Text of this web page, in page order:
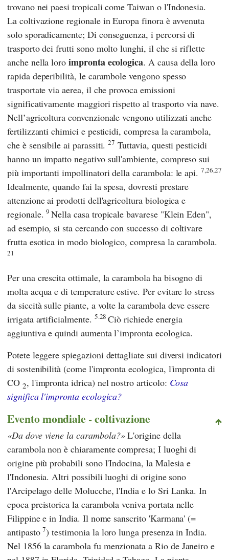
trovano nei paesi tropicali come Taiwan o l'Indonesia.
La coltivazione regionale in Europa finora è avvenuta
solo sporadicamente; Di conseguenza, i percorsi di
trasporto dei frutti sono molto lunghi, il che si riflette
anche nella loroimpronta ecologica. A causa della loro
rapida deperibilità, le carambole vengono spesso
trasportate via aerea, il che provoca emissioni
significativamente maggiori rispetto al trasporto via nave.
Nell’agricoltura convenzionale vengono utilizzati anche
fertilizzanti chimici e pesticidi, compresa la carambola,
che è sensibile ai parassiti.27 Tuttavia, questi pesticidi
hanno un impatto negativo sull'ambiente, compreso sui
più importanti impollinatori della carambola: le api.7,26,27
Idealmente, quando fai la spesa, dovresti prestare
attenzione ai prodotti dell'agricoltura biologica e
regionale.9 Nella casa tropicale bavarese "Klein Eden",
ad esempio, si sta cercando con successo di coltivare
frutta esotica in modo biologico, compresa la carambola.
21
Per una crescita ottimale, la carambola ha bisogno di
molta acqua e di temperature estive. Per evitare lo stress
da siccità sulle piante, a volte la carambola deve essere
irrigata artificialmente. 5.28 Ciò richiede energia
aggiuntiva e quindi aumenta l’impronta ecologica.
Potete leggere spiegazioni dettagliate sui diversi indicatori
di sostenibilità (come l'impronta ecologica, l'impronta di
CO 2, l'impronta idrica) nel nostro articolo: Cosa
significa l'impronta ecologica?
Evento mondiale - coltivazione
Da dove viene la carambola? L'origine della
carambola non è chiaramente compresa; I luoghi di
origine più probabili sono l'Indocina, la Malesia e
l'Indonesia. Altri possibili luoghi di origine sono
l'Arcipelago delle Molucche, l'India e lo Sri Lanka. In
epoca preistorica la carambola veniva portata nelle
Filippine e in India. Il nome sanscrito 'Karmana' (=
antipasto7) testimonia la loro lunga presenza in India.
Nel 1856 la carambola fu menzionata a Rio de Janeiro e